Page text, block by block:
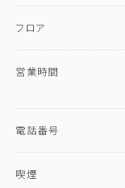
フロア
営業時間
電話番号
喫煙